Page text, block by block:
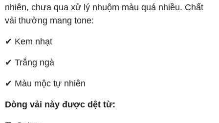
nhiên, chưa qua xử lý nhuộm màu quá nhiều. Chất
vải thường mang tone:
✔ Kem nhạt
✔ Trắng ngà
✔ Màu mộc tự nhiên
Dòng vải này được dệt từ: